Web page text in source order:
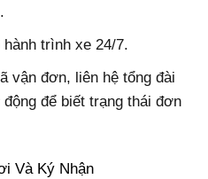
trình xe 24/7.
vận đơn, liên hệ tổng đài
để biết trạng thái đơn
Và Ký Nhận